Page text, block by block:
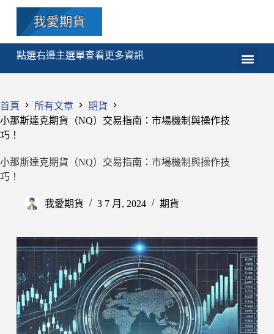
點選右邊主選單查看更多資訊
首頁 所有文章
期貨
小那斯達克期貨（NQ）交易指南：市場機制與操作技
巧！
小那斯達克期貨（NQ）交易指南：市場機制與操作技
巧！
我愛期貨 3 7 月, 2024 期貨